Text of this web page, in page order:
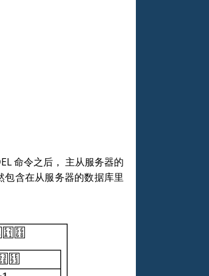
命令之后， 主从服务器的
包含在从服务器的数据库里